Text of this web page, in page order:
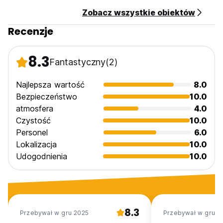
Zobacz wszystkie obiektów
Recenzje
8.3Fantastyczny(2)
Najlepsza wartość
8.0
Bezpieczeństwo
10.0
atmosfera
4.0
Czystość
10.0
Personel
6.0
Lokalizacja
10.0
Udogodnienia
10.0
Przebywał w gru 2025 8.3 Przebywał w gru